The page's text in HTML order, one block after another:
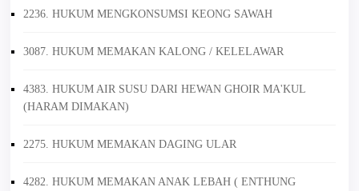
2236. HUKUM MENGKONSUMSI KEONG SAWAH
3087. HUKUM MEMAKAN KALONG / KELELAWAR
4383. HUKUM AIR SUSU DARI HEWAN GHOIR MA'KUL
(HARAM DIMAKAN)
2275. HUKUM MEMAKAN DAGING ULAR
4282. HUKUM MEMAKAN ANAK LEBAH ( ENTHUNG